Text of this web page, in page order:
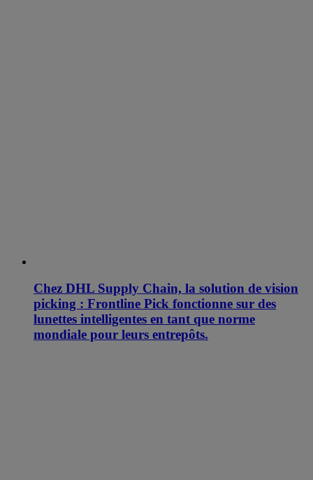
Chez DHL Supply Chain, la solution de vision
picking : Frontline Pick fonctionne sur des
lunettes intelligentes en tant que norme
mondiale pour leurs entrepôts.